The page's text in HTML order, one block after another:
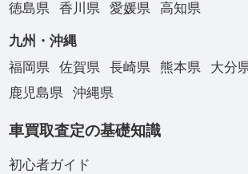
徳島県
香川県 愛媛県 高知県
九州・沖縄
福岡県
佐賀県 長崎県 熊本県 大分
鹿児島県
沖縄県
車買取査定の基礎知識
初心者ガイド